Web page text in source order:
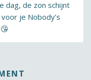
dag, de zon schijnt
je Nobody’s